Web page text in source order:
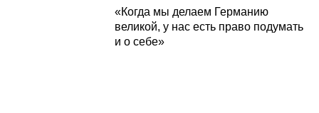
«Когда мы делаем Германию
великой, у нас есть право подумать
и о себе»